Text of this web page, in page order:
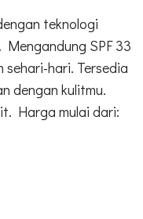
teknologi
SPF 33
sehari-hari. Tersedia
dengan kulitmu.
Harga mulai dari: